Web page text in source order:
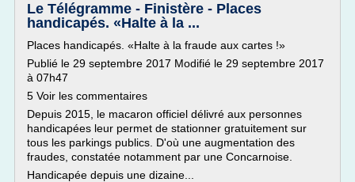
Le Télégramme - Finistère - Places
handicapés. «Halte à la ...
Places handicapés. «Halte à la fraude aux cartes !»
Publié le 29 septembre 2017 Modifié le 29 septembre 2017
à 07h47
5 Voir les commentaires
Depuis 2015, le macaron officiel délivré aux personnes
handicapées leur permet de stationner gratuitement sur
tous les parkings publics. D'où une augmentation des
fraudes, constatée notamment par une Concarnoise.
Handicapée depuis une dizaine...